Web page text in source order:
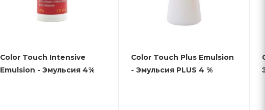
Color Touch Intensive
Emulsion - Эмульсия 4%
Color Touch Plus Emulsion
- Эмульсия PLUS 4 %